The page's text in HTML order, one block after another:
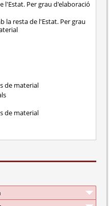
l'Estat. Per grau d'elaboració
la resta de l'Estat. Per grau
de material
de material